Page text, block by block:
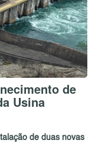
de
Usina
de duas novas